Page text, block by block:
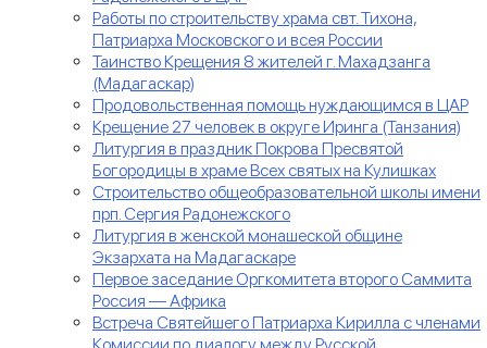
Работы по строительству храма свт. Тихона,
Патриарха Московского и всея России
Таинство Крещения 8 жителей г. Махадзанга
(Мадагаскар)
Продовольственная помощь нуждающимся в ЦАР
Крещение 27 человек в округе Иринга (Танзания)
Литургия в праздник Покрова Пресвятой
Богородицы в храме Всех святых на Кулишках
Строительство общеобразовательной школы имени
прп. Сергия Радонежского
Литургия в женской монашеской общине
Экзархата на Мадагаскаре
Первое заседание Оргкомитета второго Саммита
Россия — Африка
Встреча Святейшего Патриарха Кирилла с членами